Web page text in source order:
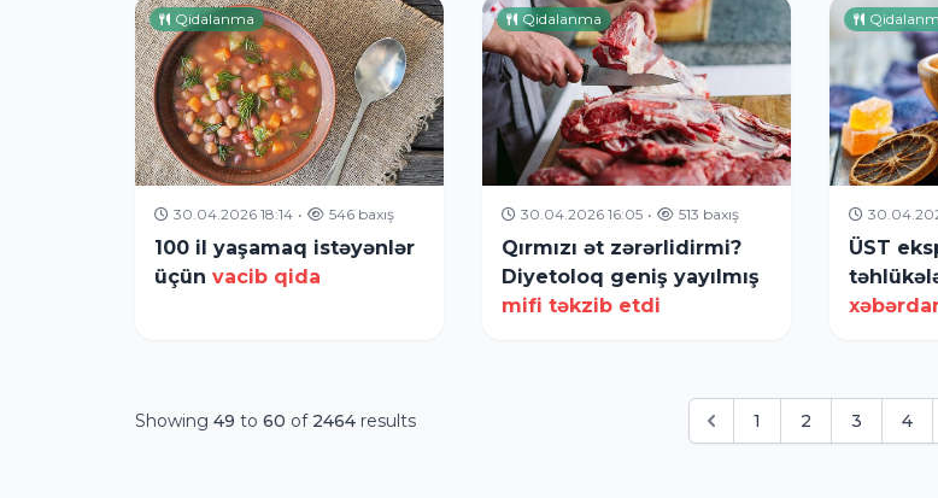
Qidalanma
30.04.2026 18:14 • 546 baxış
100 il yaşamaq istəyənlər
üçün vacib qida
Qidalanma
30.04.2026 16:05 • 513 baxış
Qırmızı ət zərərlidirmi?
Diyetoloq geniş yayılmış
mifi təkzib etdi
ÜST
Showing 49 to 60 of 2464 results 1 2 3 4